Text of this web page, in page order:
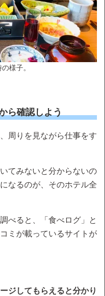
様子。
ら確認しよう
周りを見ながら仕事をす
てみないと分からないの
なるのが、そのホテル全
べると、「食べログ」と
ミが載っているサイトが
ジしてもらえると分かり